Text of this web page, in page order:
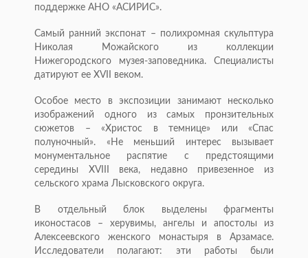
поддержке АНО «АСИРИС».
Самый ранний экспонат – полихромная скульптура
Николая Можайского из коллекции
Нижегородского музея-заповедника. Специалисты
датируют ее XVII веком.
Особое место в экспозиции занимают несколько
изображений одного из самых пронзительных
сюжетов – «Христос в темнице» или «Спас
полуночный». «Не меньший интерес вызывает
монументальное распятие с предстоящими
середины XVIII века, недавно привезенное из
сельского храма Лысковского округа.
В отдельный блок выделены фрагменты
иконостасов – херувимы, ангелы и апостолы из
Алексеевского женского монастыря в Арзамасе.
Исследователи полагают: эти работы были